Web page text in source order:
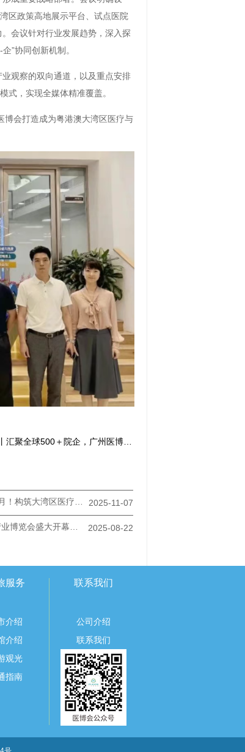
区政策高地展示平台、试点医院
会议针对行业发展趋势，深入探
”协同创新机制。
观察的双向通道，以及重点安排
式，实现全媒体精准覆盖。
博会打造成为粤港澳大湾区医疗与
2025-11-07
2025-08-22
服务
介绍
介绍
观光
指南
联系我们
公司介绍
联系我们